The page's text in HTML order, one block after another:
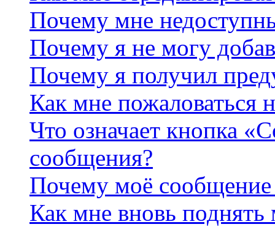
Почему мне
Почему я не могу
Почему я получил
Как мне пожаловаться
Что означает кнопка
сообщения?
Почему моё сообщение
Как мне вновь